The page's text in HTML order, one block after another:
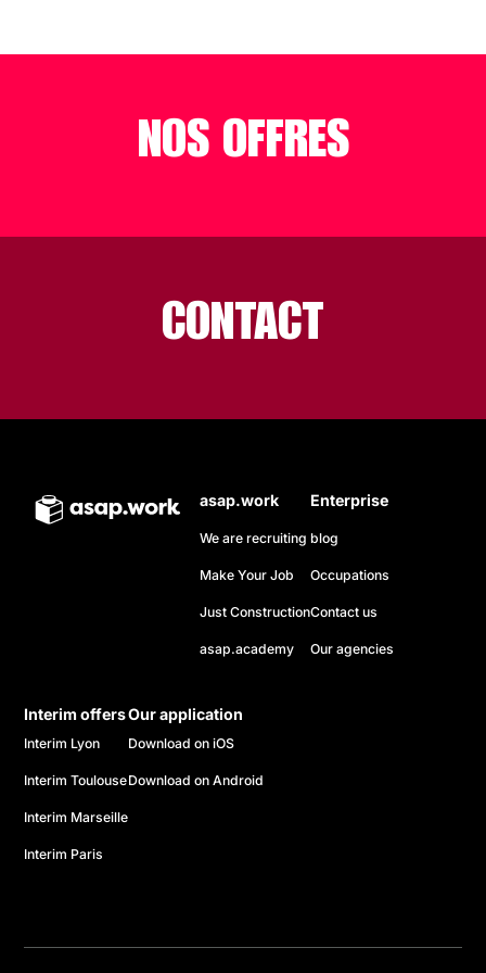
NOS OFFRES
CONTACT
asap.work
We are recruiting
Make Your Job
Just Construction
asap.academy
Enterprise
blog
Occupations
Contact us
Our agencies
Interim offers
Interim Lyon
Interim Toulouse
Interim Marseille
Interim Paris
Our application
Download on iOS
Download on Android